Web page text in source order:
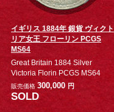
イギリス 1884年 銀貨 ヴィクト
リア女王 フローリン PCGS
MS64
Great Britain 1884 Silver
Victoria Florin PCGS MS64
販売価格 300,000 円
SOLD